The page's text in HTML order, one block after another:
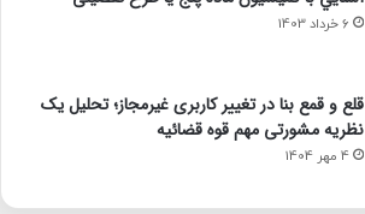
6 خرداد 1403
قلع و قمع بنا در تغییر کاربری غیرمجاز؛ تحلیل یک
نظریه مشورتی مهم قوه قضائیه
4 مهر 1404